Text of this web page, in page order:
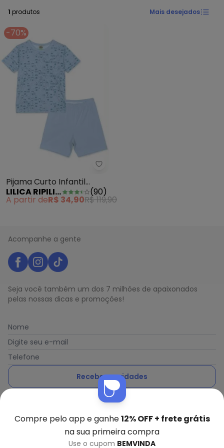
1 produtos Mais desejados
-70%
Lilica Ripilica - Pijama Curto
Pijama Curto Infantil
Unissex Azul LILICA RIPILICA (90)
A partir deR$ 34,90R$ 119,90
Acompanhe a gente
Seja você também um dos 7 milhões de apaixonados
pelas nossas dicas e promoções!
Nome
Digite seu e-mail
Telefone
Receber novidades
Ao enviar o cadastro, você concorda com a nossa
Compre pelo app e ganhe12% OFF + frete grátis
na sua primeira compra
Use o cupom BEMVINDA